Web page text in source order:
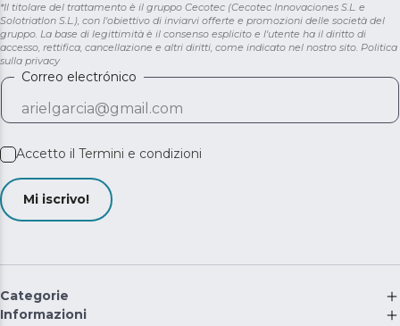
*Il titolare del trattamento è il gruppo Cecotec (Cecotec Innovaciones S.L. e
Solotriatlon S.L.), con l'obiettivo di inviarvi offerte e promozioni delle società del
gruppo. La base di legittimità è il consenso esplicito e l'utente ha il diritto di
accesso, rettifica, cancellazione e altri diritti, come indicato nel nostro sito. Politica
sulla privacy
Correo electrónico
Accetto il Termini e condizioni
Mi iscrivo!
Categorie
Informazioni